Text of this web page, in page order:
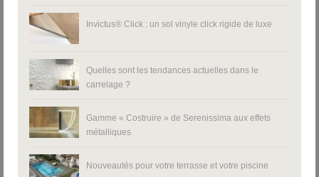
Invictus® Click : un sol vinyle click rigide de luxe
Quelles sont les tendances actuelles dans le
carrelage ?
Gamme « Costruire » de Serenissima aux effets
métalliques
Nouveautés pour votre terrasse et votre piscine